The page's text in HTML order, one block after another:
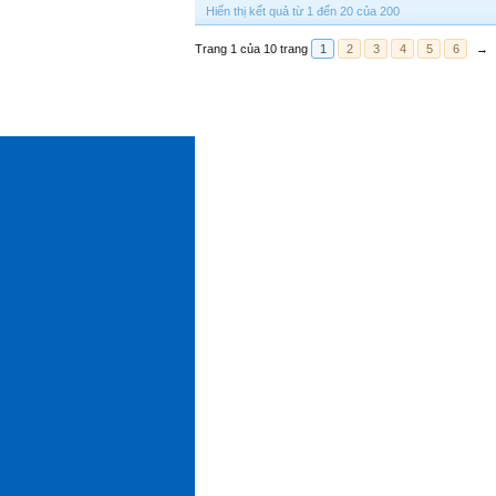
Hiển thị kết quả từ 1 đến 20 của 200
Trang 1 của 10 trang 1 2 3 4 5 6 →